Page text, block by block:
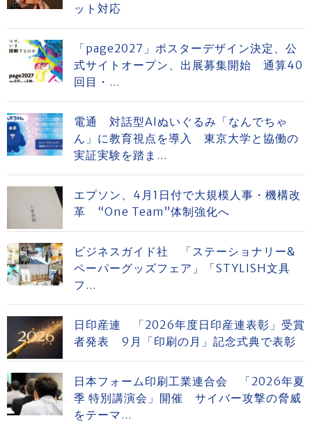
ット対応
「page2027」ポスターデザイン決定、公
式サイトオープン、出展募集開始 通算40
回目・...
電通 対話型AIぬいぐるみ「なんでちゃ
ん」に教育視点を導入 東京大学と協働の
実証実験を踏ま...
エプソン、4月1日付で大規模人事・機構改
革 “One Team”体制強化へ
ビジネスガイド社 「ステーショナリー&
ペーパーグッズフェア」「STYLISH文具
フ...
日印産連 「2026年度日印産連表彰」受賞
者発表 9月「印刷の月」記念式典で表彰
日本フォーム印刷工業連合会 「2026年夏
季 特別講演会」開催 サイバー攻撃の脅威
をテーマ...